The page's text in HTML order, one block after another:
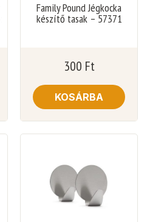
Family Pound Jégkocka
készítő tasak – 57371
300 Ft
KOSÁRBA